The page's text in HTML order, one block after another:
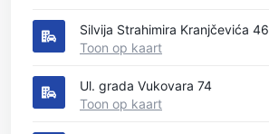
Silvija Strahimira Kranjčevića 46
Toon op kaart
Ul. grada Vukovara 74
Toon op kaart